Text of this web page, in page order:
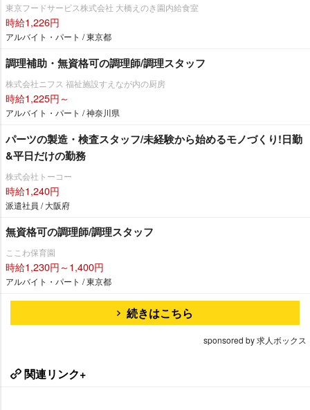
東京フードサービス株式会社 大橋えのき園内給食室
時給1,226円
アルバイト・パート / 東京都
調理補助・無資格可の調理師/調理スタッフ
株式会社ニフス 福祉施設すえなが内の厨房
時給1,225円～
アルバイト・パート / 神奈川県
パーツの製造・検査スタッフ/未経験から始めるモノづくり!日勤
&平日だけの勤務
株式会社トーコー
時給1,240円
派遣社員 / 大阪府
無資格可の調理師/調理スタッフ
ここわ保育園
時給1,230円～1,400円
アルバイト・パート / 東京都
続きはこちら
sponsored by 求人ボックス
関連リンク+